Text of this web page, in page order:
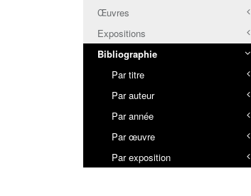
Œuvres
Expositions
Bibliographie
Par titre
Par auteur
Par année
Par œuvre
Par exposition